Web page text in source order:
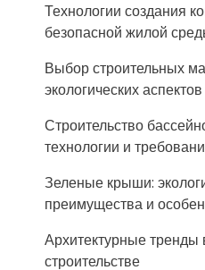
Технологии создания
безопасной жилой
Выбор строительных
экологических аспектов
Строительство
технологии и
Зеленые крыши:
преимущества и
Архитектурные
строительстве